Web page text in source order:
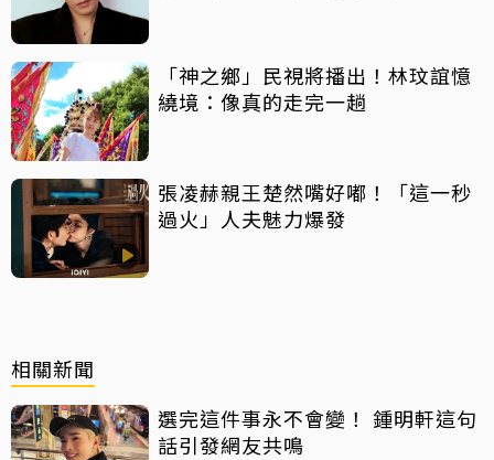
「神之鄉」民視將播出！林玟誼憶
繞境：像真的走完一趟
張凌赫親王楚然嘴好嘟！「這一秒
過火」人夫魅力爆發
相關新聞
選完這件事永不會變！ 鍾明軒這句
話引發網友共鳴